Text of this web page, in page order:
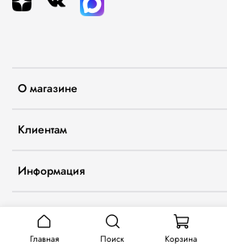
О магазине
Клиентам
Информация
Главная Поиск Корзина